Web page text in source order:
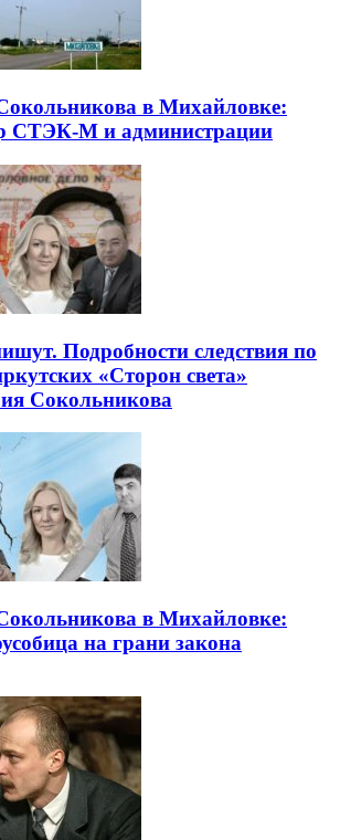
в Михайловке:
СТЭК-М и администрации
Подробности следствия по
«Сторон света»
Сокольникова
в Михайловке:
на грани закона